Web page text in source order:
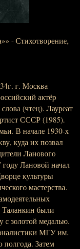
- Стихотворение,
г. Москва -
актёр
(чтец). Лауреат
СССР (1985).
В начале 1930-х
куда их позвал
Ланового
году Лановой начал
культуры
мастерства.
Таланкин были
золотой медалью.
МГУ им.
Затем